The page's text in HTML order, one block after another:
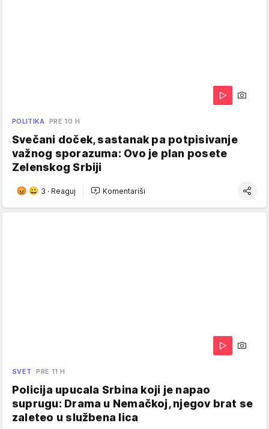
POLITIKA PRE 10 H
Svečani doček, sastanak pa potpisivanje
važnog sporazuma: Ovo je plan posete
Zelenskog Srbiji
3 · Reaguj Komentariši
SVET PRE 11 H
Policija upucala Srbina koji je napao
suprugu: Drama u Nemačkoj, njegov brat se
zaleteo u službena lica